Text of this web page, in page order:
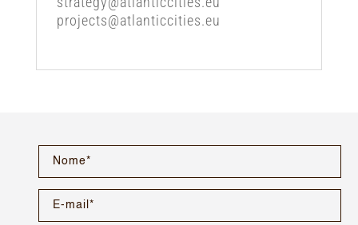
projects@atlanticcities.eu